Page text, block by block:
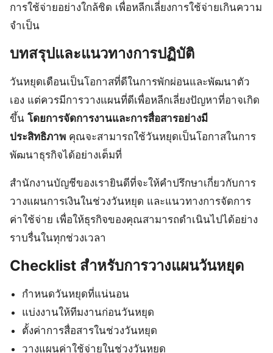
การใช้จ่ายอย่างใกล้ชิด เพื่อหลีกเลี่ยงการใช้จ่ายเกินความ
จำเป็น
บทสรุปและแนวทางการปฏิบัติ
วันหยุดเดือนเป็นโอกาสที่ดีในการพักผ่อนและพัฒนาตัว
เอง แต่ควรมีการวางแผนที่ดีเพื่อหลีกเลี่ยงปัญหาที่อาจเกิด
ขึ้น โดยการจัดการงานและการสื่อสารอย่างมี
ประสิทธิภาพ คุณจะสามารถใช้วันหยุดเป็นโอกาสในการ
พัฒนาธุรกิจได้อย่างเต็มที่
สำนักงานบัญชีของเรายินดีที่จะให้คำปรึกษาเกี่ยวกับการ
วางแผนการเงินในช่วงวันหยุด และแนวทางการจัดการ
ค่าใช้จ่าย เพื่อให้ธุรกิจของคุณสามารถดำเนินไปได้อย่าง
ราบรื่นในทุกช่วงเวลา
Checklist สำหรับการวางแผนวันหยุด
กำหนดวันหยุดที่แน่นอน
แบ่งงานให้ทีมงานก่อนวันหยุด
ตั้งค่าการสื่อสารในช่วงวันหยุด
วางแผนค่าใช้จ่ายในช่วงวันหยุด